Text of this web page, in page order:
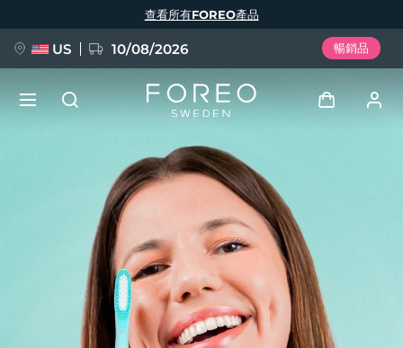
查看所有FOREO產品
US 10/08/2026 暢銷品
我的訂單
FAQ™ Pure Beauty-Tech Elixir
BREAKING NEWS
Deutsch
Español
Français
Italiano
Português
Svenska
Русский
简体中文 繁體中文